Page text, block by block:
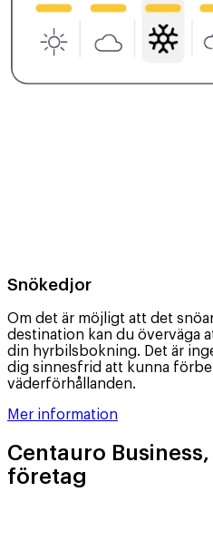
Snökedjor
Om det är möjligt att det
destination kan du överväga
din hyrbilsbokning. Det är
dig sinnesfrid att kunna
väderförhållanden.
Mer information
Centauro
företag